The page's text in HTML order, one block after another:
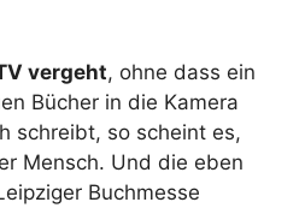
vergeht, ohne dass ein
Bücher in die Kamera
schreibt, so scheint es,
Mensch. Und die eben
Buchmesse